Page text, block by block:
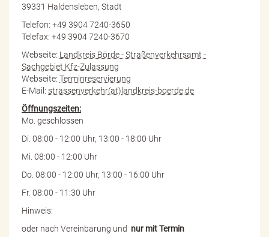
39331 Haldensleben, Stadt
Telefon: +49 3904 7240-3650
Telefax: +49 3904 7240-3670
Webseite: Landkreis Börde - Straßenverkehrsamt -
Sachgebiet Kfz-Zulassung
Webseite: Terminreservierung
E-Mail: strassenverkehr(at)landkreis-boerde.de
Öffnungszeiten:
Mo. geschlossen
Di. 08:00 - 12:00 Uhr, 13:00 - 18:00 Uhr
Mi. 08:00 - 12:00 Uhr
Do. 08:00 - 12:00 Uhr, 13:00 - 16:00 Uhr
Fr. 08:00 - 11:30 Uhr
Hinweis:
oder nach Vereinbarung und nur mit Termin